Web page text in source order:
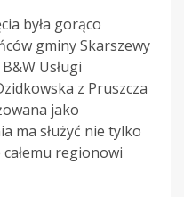
była gorąco
gminy Skarszewy
Usługi
z Pruszcza
jako
ma służyć nie tylko
regionowi